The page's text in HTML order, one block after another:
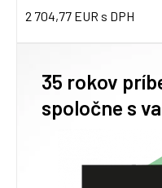
2 704,77 EUR s DPH
35 rokov
spoločne s